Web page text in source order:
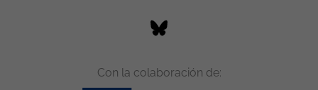
Con la colaboración de: